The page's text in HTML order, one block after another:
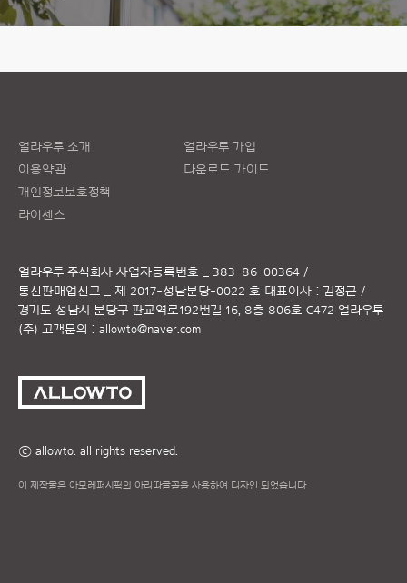
얼라우투 소개
이용약관
개인정보보호정책
라이센스
얼라우투 가입
다운로드 가이드
얼라우투 주식회사 사업자등록번호 _ 383-86-00364 /
통신판매업신고 _ 제 2017-성남분당-0022 호 대표이사 : 김정근 /
경기도 성남시 분당구 판교역로192번길 16, 8층 806호 C472 얼라우투
(주) 고객문의 : allowto@naver.com
ⓒ allowto. all rights reserved.
이 제작물은 아모레퍼시픽의 아리따글꼴을 사용하여 디자인 되었습니다